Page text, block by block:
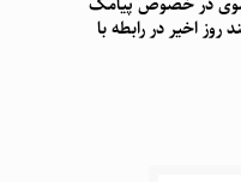
اخیر در رابطه با